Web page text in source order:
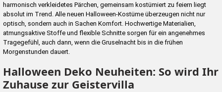
harmonisch verkleidetes Pärchen, gemeinsam kostümiert zu feiern liegt
absolut im Trend. Alle neuen Halloween-Kostüme überzeugen nicht nur
optisch, sondern auch in Sachen Komfort. Hochwertige Materialien,
atmungsaktive Stoffe und flexible Schnitte sorgen für ein angenehmes
Tragegefühl, auch dann, wenn die Gruselnacht bis in die frühen
Morgenstunden dauert.
Halloween Deko Neuheiten: So wird Ihr
Zuhause zur Geistervilla